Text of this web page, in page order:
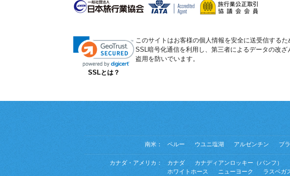
SSLとは？
このサイトはお客様の個人情報を安全に送受信するた
SSL暗号化通信を利用し、第三者によるデータの改ざ
盗用を防いでいます。
南米： ペルー ウユニ塩湖 アルゼンチン ブ
カナダ・アメリカ： カナダ カナディアンロッキー（バンフ）
ホワイトホース
ニューヨーク ラスベガ